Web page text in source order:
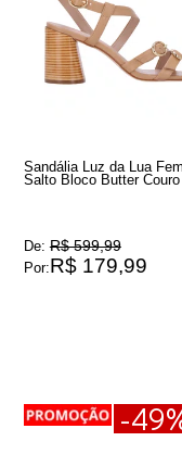
Sandália Luz da Lua
Salto Bloco Butter Couro
De: R$ 599,99
Por:R$ 179,99
-